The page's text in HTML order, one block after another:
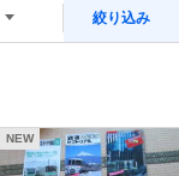
絞り込み
NEW